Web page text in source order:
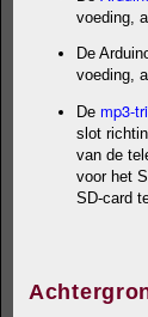
voeding,
De
voeding,
De mp3-
slot
van de
voor het
SD-card